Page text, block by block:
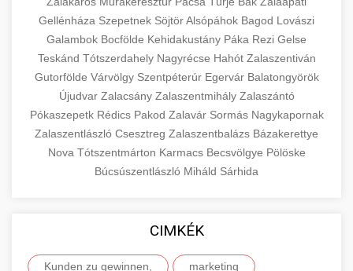
Gellénháza Szepetnek SöjtörAlsópáhok Bagod Lovászi
Galambok Bocfölde Kehidakustány Páka Rezi Gelse
Teskánd Tótszerdahely Nagyrécse Hahót Zalaszentiván
Gutorfölde Várvölgy Szentpéterúr Egervár Balatongyörök
Újudvar Zalacsány Zalaszentmihály Zalaszántó
Pókaszepetk Rédics Pakod Zalavár Sormás Nagykapornak
Zalaszentlászló Csesztreg Zalaszentbalázs Bázakerettye
Nova Tótszentmárton Karmacs Becsvölgye Pölöske
Búcsúszentlászló Miháld Sárhida
CIMKÉK
Kunden zu gewinnen, marketing